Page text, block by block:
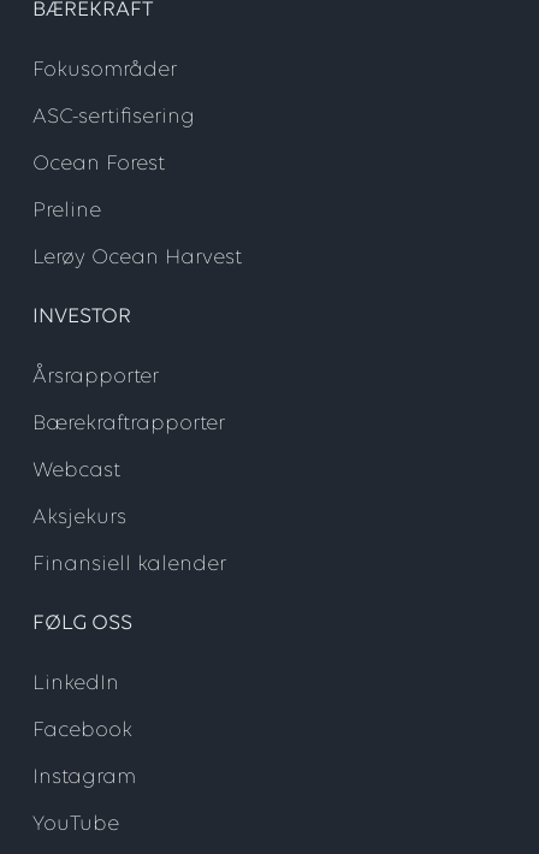
BÆREKRAFT
Fokusområder
ASC-sertifisering
Ocean Forest
Preline
Lerøy Ocean Harvest
INVESTOR
Årsrapporter
Bærekraftrapporter
Webcast
Aksjekurs
Finansiell kalender
FØLG OSS
LinkedIn
Facebook
Instagram
YouTube